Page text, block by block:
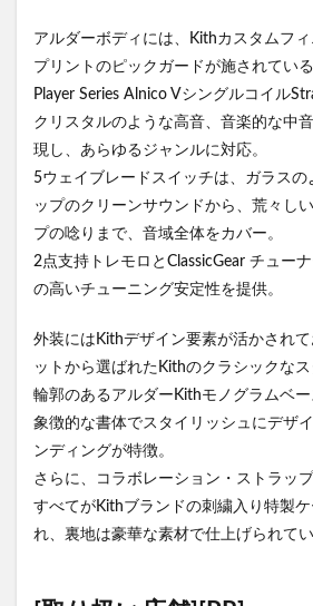
アルダーボディには、Kithカスタムフ
プリントのピックガードが施されている
Player Series Alnico Vシングルコイル
クリスタルのような高音、音楽的な中
現し、あらゆるジャンルに対応。
5ウェイブレードスイッチは、ガラスの
ップのクリーンサウンドから、荒々し
プの唸りまで、音域全体をカバー。
2点支持トレモロとClassicGear チュー
の高いチューニング安定性を提供。
外装にはKithデザイン要素が活かされ
ットから選ばれたKithのクラシックなス
輪郭のあるアルダーKithモノグラムベ
象徴的な書体でスタイリッシュにデザ
ンディングが特徴。
さらに、コラボレーション・ストラッ
すべてがKithブランドの刺繍入り特製
れ、裏地は豪華な素材で仕上げられてい